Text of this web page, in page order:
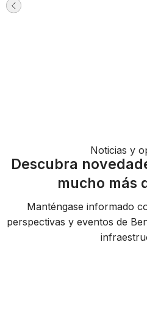
Noticias y
Descubra
mucho más
Manténgase informado
perspectivas y eventos de